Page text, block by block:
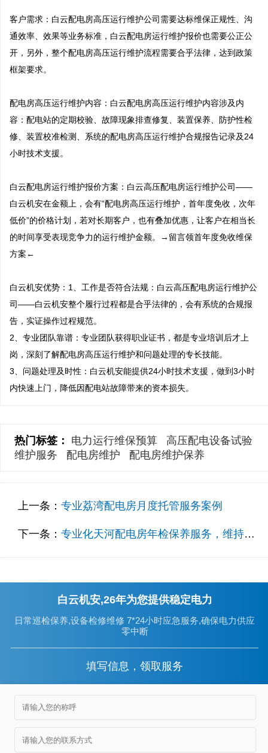
客户需求：白云配电房高压运行维护公司需要达标维保正规性、沟
通效率、效果等业务标准，白云配电房运行维护报价也需要公正公
开，另外，整个配电房高压运行维护流程需要合乎法律，达到政策
框架要求。
配电房高压运行维护内容：白云配电房高压运行维护内容涉及内
容：配电站的定期校验、故障现象排查修复、装置保养、防护性检
修、装置校准检测、系统的配电房高压运行维护合规报告记录及24
小时技术支援。
白云配电房运行维护报价方案：白云高压配电房运行维护公司——
白云机安在金额上，会有“配电房高压运行维护，首年度免收，次年
低价”的价格计划，若对长期客户，也有叠加优惠，让客户在相当长
的时间享受表现竞争力的运行维护金额。→留言领首年度免收维保
方案←
白云机安优势：1、工作是否符合法规：白云高压配电房运行维护公
司——白云机安整个履行过程都是合乎法律的，会有系统的合规报
告，实证操作过程规范。
2、专业团队靠谱：专业团队获得职业证书，都是专业培训后才上
岗，深刻了解配电房高压运行维护和问题处理的专长技能。
3、问题处理及时性：白云机安能提供24小时技术支援，做到3小时
内快速上门，降低因配电站故障带来的资本损失。
热门标签： 电力运行维保预算
高压配电设备试验
维护服务
配电房维护 配电房维护保养
上一条： 专业荔湾配电房月度托管服务案例
下一条： 专业化天河配电房年检保养服务，维持公司运营
白云机安,26年为您提供稳定电力
日常巡检保养,设备检修维修 7*24小时应急服务,确保电力供应
零中断
填写信息，领取服务